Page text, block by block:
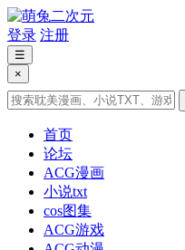
登录 注册
☰
×
首页
论坛
ACG漫画
小说txt
cos图集
ACG游戏